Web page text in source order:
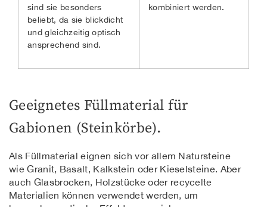
sind sie besonders
beliebt, da sie blickdicht
und gleichzeitig optisch
ansprechend sind.
kombiniert werden.
Geeignetes Füllmaterial für
Gabionen (Steinkörbe).
Als Füllmaterial eignen sich vor allem Natursteine
wie Granit, Basalt, Kalkstein oder Kieselsteine. Aber
auch Glasbrocken, Holzstücke oder recycelte
Materialien können verwendet werden, um